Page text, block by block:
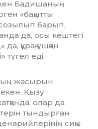
Бадишаның
«ба­қытты
созылып барып,
да, осы кештегі
да, құрақ ұшқан
түгел еді.
жасырын
екен. Қызу
олар да
тындырған
сиқы